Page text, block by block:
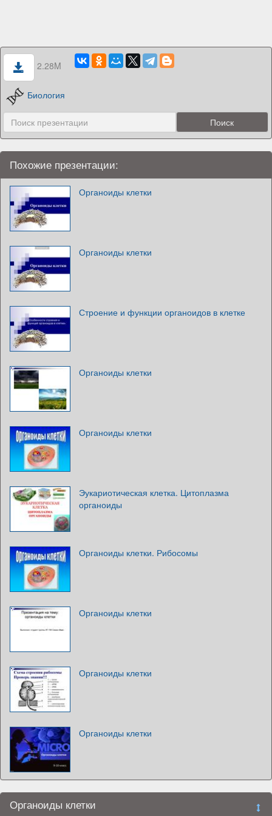
2.28M
Биология
Похожие презентации:
Органоиды клетки
Органоиды клетки
Строение и функции органоидов в клетке
Органоиды клетки
Органоиды клетки
Эукариотическая клетка. Цитоплазма
органоиды
Органоиды клетки. Рибосомы
Органоиды клетки
Органоиды клетки
Органоиды клетки
Органоиды клетки